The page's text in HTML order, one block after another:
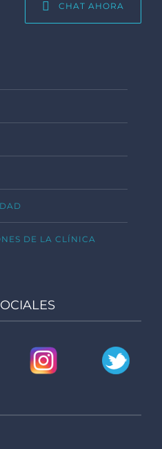
CHAT AHORA
DE LA CLÍNICA